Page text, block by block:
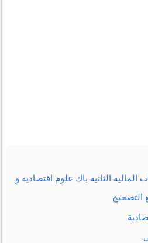
الثانية باك علوم اقتصادية و